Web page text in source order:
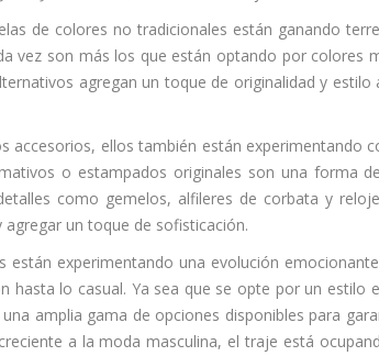
de colores no tradicionales están ganando
vez son más los que están optando por colores
agregan un toque de originalidad y
accesorios, ellos también están experimentando
o estampados originales son una forma
como gemelos, alfileres de corbata y
agregar un toque de sofisticación.
están experimentando una evolución
hasta lo casual. Ya sea que se opte por un
amplia gama de opciones disponibles para
a la moda masculina, el traje está